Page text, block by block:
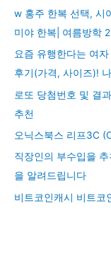
w 홍주 한복 선택, 시
미야 한복| 여름방학
요즘 유행한다는 여
후기(가격, 사이즈)!
로또 당첨번호 및 결
추천
오닉스북스 리프3C
직장인의 부수입을
을 알려드립니다
비트코인캐시 비트코